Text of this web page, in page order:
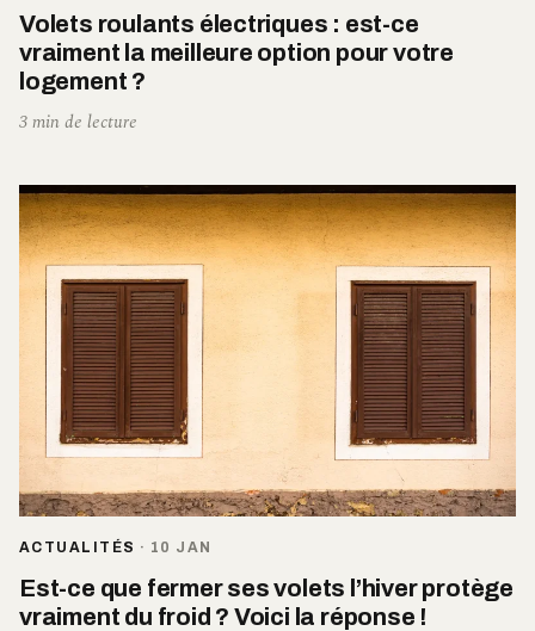
Volets roulants électriques : est-ce
vraiment la meilleure option pour votre
logement ?
3 min de lecture
ACTUALITÉS · 10 JAN
Est-ce que fermer ses volets l’hiver protège
vraiment du froid ? Voici la réponse !